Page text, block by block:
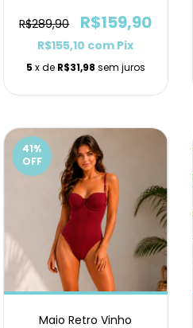
R$289,90 R$159,90
R$155,10 com Pix
5 x de R$31,98 sem juros
41%
OFF
Maio Retro Vinho